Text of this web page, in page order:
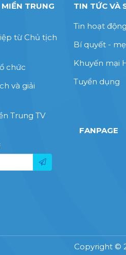
TRUNG
từ Chủ tịch
chức
và giải
Trung TV
TIN TỨC VÀ
Tin hoạt động
Bí quyết -
Khuyến mại
Tuyển dụng
FANPAGE
Copyright ©